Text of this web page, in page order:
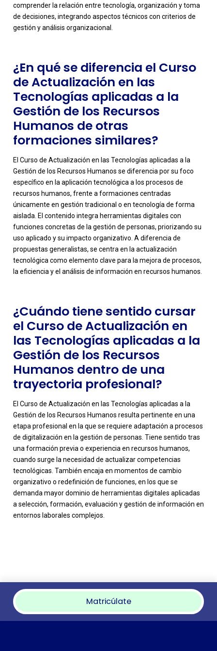
comprender la relación entre tecnología, organización y toma
de decisiones, integrando aspectos técnicos con criterios de
gestión y análisis organizacional.
¿En qué se diferencia el Curso
de Actualización en las
Tecnologías aplicadas a la
Gestión de los Recursos
Humanos de otras
formaciones similares?
El Curso de Actualización en las Tecnologías aplicadas a la
Gestión de los Recursos Humanos se diferencia por su foco
específico en la aplicación tecnológica a los procesos de
recursos humanos, frente a formaciones centradas
únicamente en gestión tradicional o en tecnología de forma
aislada. El contenido integra herramientas digitales con
funciones concretas de la gestión de personas, priorizando su
uso aplicado y su impacto organizativo. A diferencia de
propuestas generalistas, se centra en la actualización
tecnológica como elemento clave para la mejora de procesos,
la eficiencia y el análisis de información en recursos humanos.
-
¿Cuándo tiene sentido cursar
el Curso de Actualización en
las Tecnologías aplicadas a la
Gestión de los Recursos
Humanos dentro de una
trayectoria profesional?
El Curso de Actualización en las Tecnologías aplicadas a la
Gestión de los Recursos Humanos resulta pertinente en una
etapa profesional en la que se requiere adaptación a procesos
de digitalización en la gestión de personas. Tiene sentido tras
una formación previa o experiencia en recursos humanos,
cuando surge la necesidad de actualizar competencias
tecnológicas. También encaja en momentos de cambio
organizativo o redefinición de funciones, en los que se
demanda mayor dominio de herramientas digitales aplicadas
a selección, formación, evaluación y gestión de información en
entornos laborales complejos.
Matricúlate